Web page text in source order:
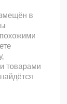
в
товарами